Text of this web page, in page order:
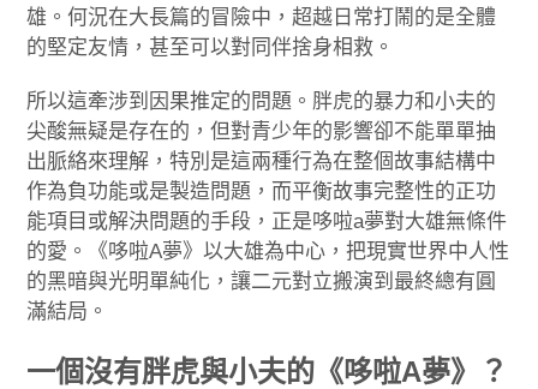
雄。何況在大長篇的冒險中，超越日常打鬧的是全體
的堅定友情，甚至可以對同伴捨身相救。
所以這牽涉到因果推定的問題。胖虎的暴力和小夫的
尖酸無疑是存在的，但對青少年的影響卻不能單單抽
出脈絡來理解，特別是這兩種行為在整個故事結構中
作為負功能或是製造問題，而平衡故事完整性的正功
能項目或解決問題的手段，正是哆啦a夢對大雄無條件
的愛。《哆啦A夢》以大雄為中心，把現實世界中人性
的黑暗與光明單純化，讓二元對立搬演到最終總有圓
滿結局。
一個沒有胖虎與小夫的《哆啦A夢》？